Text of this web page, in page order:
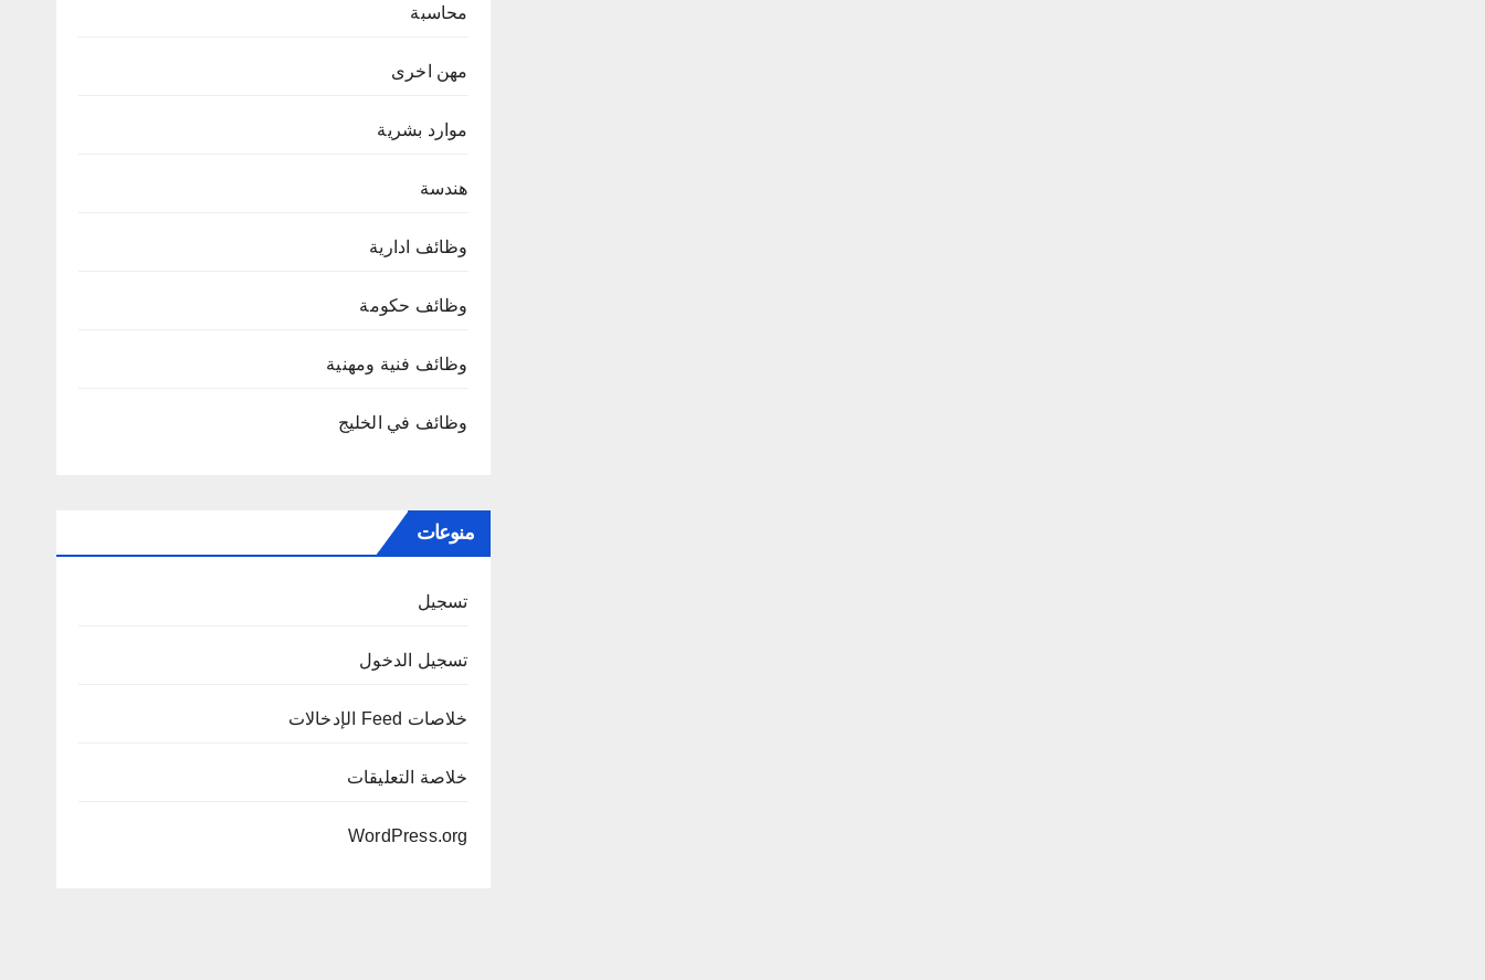
محاسبة
مهن اخرى
موارد بشرية
هندسة
وظائف ادارية
وظائف حكومة
وظائف فنية ومهنية
وظائف في الخليج
منوعات
تسجيل
تسجيل الدخول
خلاصات Feed الإدخالات
خلاصة التعليقات
WordPress.org